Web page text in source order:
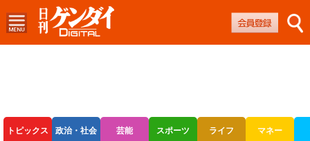
トピックス 政治・社会 芸能 スポーツ ライフ マネー